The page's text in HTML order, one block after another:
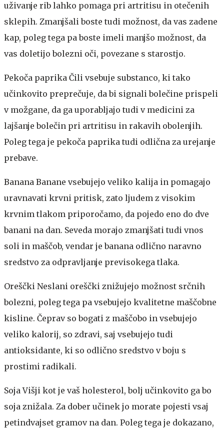
uživanje rib lahko pomaga pri artritisu in otečenih
sklepih. Zmanjšali boste tudi možnost, da vas zadene
kap, poleg tega pa boste imeli manjšo možnost, da
vas doletijo bolezni oči, povezane s starostjo.
Pekoča paprika Čili vsebuje substanco, ki tako
učinkovito preprečuje, da bi signali bolečine prispeli
v možgane, da ga uporabljajo tudi v medicini za
lajšanje bolečin pri artritisu in rakavih obolenjih.
Poleg tega je pekoča paprika tudi odlična za urejanje
prebave.
Banana Banane vsebujejo veliko kalija in pomagajo
uravnavati krvni pritisk, zato ljudem z visokim
krvnim tlakom priporočamo, da pojedo eno do dve
banani na dan. Seveda morajo zmanjšati tudi vnos
soli in maščob, vendar je banana odlično naravno
sredstvo za odpravljanje previsokega tlaka.
Oreščki Neslani oreščki znižujejo možnost srčnih
bolezni, poleg tega pa vsebujejo kvalitetne maščobne
kisline. Čeprav so bogati z maščobo in vsebujejo
veliko kalorij, so zdravi, saj vsebujejo tudi
antioksidante, ki so odlično sredstvo v boju s
prostimi radikali.
SojaVišji kot je vaš holesterol, bolj učinkovito ga bo
soja znižala. Za dober učinek jo morate pojesti vsaj
petindvajset gramov na dan. Poleg tega je dokazano,